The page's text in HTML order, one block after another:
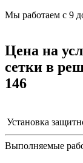
Мы работаем с 9
Цена на
сетки в
146
Установка
Выполняемые